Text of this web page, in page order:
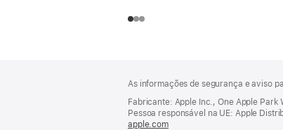
de
rodapé
As informações de segurança e aviso
Fabricante: Apple Inc., One Apple Park
Pessoa responsável na UE: Apple
apple.com(abre